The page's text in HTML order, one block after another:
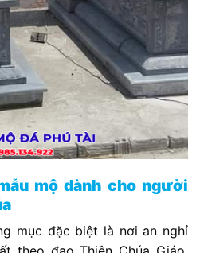
mộ dành cho người
mục đặc biệt là nơi an nghỉ